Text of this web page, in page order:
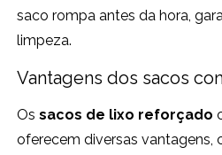
saco rompa antes da hora,
limpeza.
Vantagens dos sacos
Ossacos de lixo reforçado
oferecem diversas vantagens,